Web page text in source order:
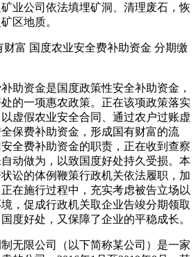
业公司依法填埋矿洞、清理废石，恢
区地质。
富 国度农业安全费补助资金 分期缴
资金是国度政策性安全补助资金，
的一项惠农政策。正在该项政策落实
虚假农业安全合同、通过农户过账虚
保费补助资金，形成国有财富的流
全费补助资金的职责，正在收到查察
动做为，以致国度好处持久受损。本
讼的体例鞭策行政机关依法履职，加
在施行过程中，充实考虑被告立场以
，促成行政机关取企业告竣分期领取
度好处，又保障了企业的平稳成长。
限公司（以下简称某公司）是一家